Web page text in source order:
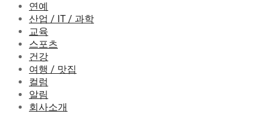
연예
산업 / IT / 과학
교육
스포츠
건강
여행 / 맛집
컬럼
알림
회사소개